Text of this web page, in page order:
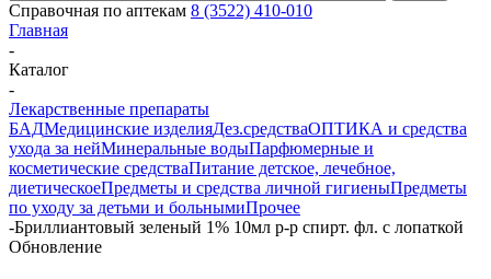
Справочная по аптекам 8 (3522) 410-010
Главная
-
Каталог
-
Лекарственные препараты
БАДМедицинские изделияДез.средстваОПТИКА и средства
ухода за нейМинеральные водыПарфюмерные и
косметические средстваПитание детское, лечебное,
диетическоеПредметы и средства личной гигиеныПредметы
по уходу за детьми и больнымиПрочее
-Бриллиантовый зеленый 1% 10мл р-р спирт. фл. с лопаткой
Обновление